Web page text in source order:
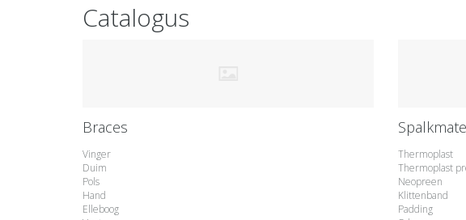
Catalogus
Braces
Vinger
Duim
Pols
Hand
Elleboog
Thermoplast
Thermoplast
Neopreen
Klittenband
Padding